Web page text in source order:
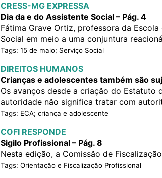
CRESS-MG EXPRESSA
Dia da e do Assistente Social – Pág. 4
Fátima Grave Ortiz, professora da
Social em meio a uma conjuntura
Tags: 15 de maio; Serviço Social
DIREITOS HUMANOS
Crianças e adolescentes também são
Os avanços desde a criação do Estatuto
autoridade não significa tratar com
Tags: ECA; criança e adolescente
COFI RESPONDE
Sigilo Profissional – Pág. 8
Nesta edição, a Comissão de
Tags: Orientação e Fiscalização Profissional